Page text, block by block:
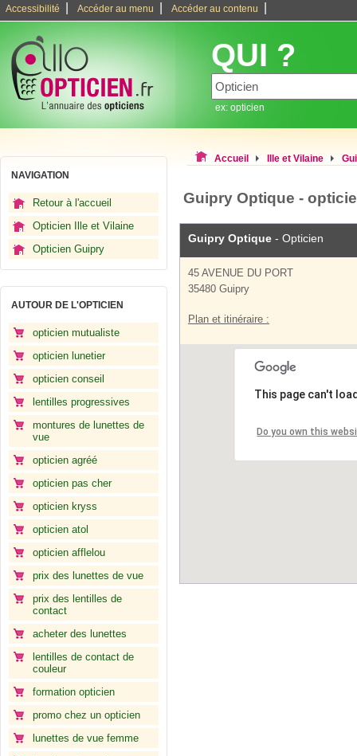
Accessibilité Accéder au menu Accéder au contenu
QUI ?
ex: opticien
NAVIGATION
Retour à l'accueil
Opticien Ille et Vilaine
Opticien Guipry
AUTOUR DE L'OPTICIEN
opticien mutualiste
opticien lunetier
opticien conseil
lentilles progressives
montures de lunettes de
vue
opticien agréé
opticien pas cher
opticien kryss
opticien atol
opticien afflelou
prix des lunettes de vue
prix des lentilles de
contact
acheter des lunettes
lentilles de contact de
couleur
formation opticien
promo chez un opticien
lunettes de vue femme
Accueil Ille et Vilaine
Guipry Optique -
Guipry Optique - Opticien
45 AVENUE DU PORT
35480 Guipry
Plan et itinéraire :
This page can't
Do you own this